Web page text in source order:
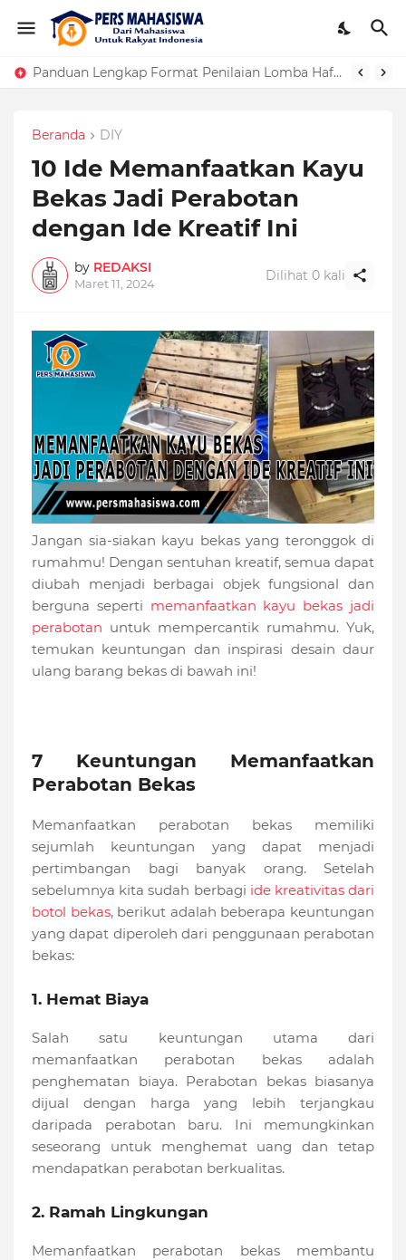
Panduan Lengkap Format Penilaian Lomba Hafalan Surat Pendek
Beranda DIY
10 Ide Memanfaatkan Kayu
Bekas Jadi Perabotan
dengan Ide Kreatif Ini
by REDAKSI
Maret 11, 2024
Dilihat 0 kali
Jangan sia-siakan kayu bekas yang teronggok di
rumahmu! Dengan sentuhan kreatif, semua dapat
diubah menjadi berbagai objek fungsional dan
berguna seperti memanfaatkan kayu bekas jadi
perabotan untuk mempercantik rumahmu. Yuk,
temukan keuntungan dan inspirasi desain daur
ulang barang bekas di bawah ini!
7 Keuntungan Memanfaatkan
Perabotan Bekas
Memanfaatkan perabotan bekas memiliki
sejumlah keuntungan yang dapat menjadi
pertimbangan bagi banyak orang. Setelah
sebelumnya kita sudah berbagi ide kreativitas dari
botol bekas, berikut adalah beberapa keuntungan
yang dapat diperoleh dari penggunaan perabotan
bekas:
1. Hemat Biaya
Salah satu keuntungan utama dari
memanfaatkan perabotan bekas adalah
penghematan biaya. Perabotan bekas biasanya
dijual dengan harga yang lebih terjangkau
daripada perabotan baru. Ini memungkinkan
seseorang untuk menghemat uang dan tetap
mendapatkan perabotan berkualitas.
2. Ramah Lingkungan
Memanfaatkan perabotan bekas membantu